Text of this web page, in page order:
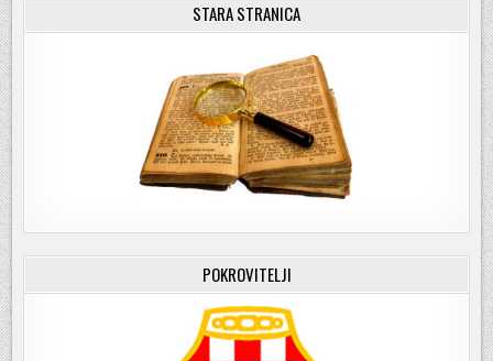
STARA STRANICA
POKROVITELJI